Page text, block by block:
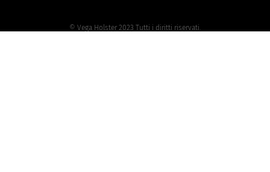
© Vega Holster 2023 Tutti i diritti riservati.